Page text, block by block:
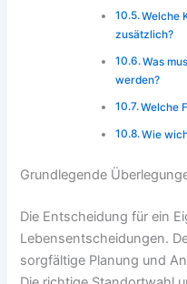
Welche
zusätzlich?
Was
werden?
Welche
Wie
Grundlegende
Die Entscheidung für ein
Lebensentscheidungen.
sorgfältige Planung und